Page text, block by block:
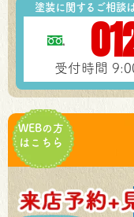
塗装に関するご相談
受付時間
WEBの方
はこちら